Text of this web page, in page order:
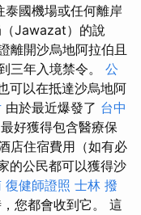
泰國機場或任何離岸
Jawazat）的說
離開沙烏地阿拉伯且
三年入境禁令。 公
可以在抵達沙烏地阿
由於最近爆發了 台中
好獲得包含醫療保
店住宿費用（如有必
的公民都可以獲得沙
復健師證照 士林 撥
您都會收到它。 這